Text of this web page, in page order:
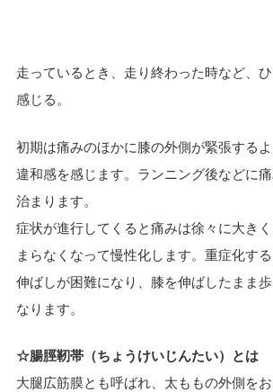
走っているとき、走り終わった時など、
感じる。
初期は痛みのほかに膝の外側が緊張する
違和感を感じます。ランニング後などに
治まります。
症状が進行してくると痛みは徐々に大き
まらなくなって慢性化します。重症化す
伸ばしが困難になり、膝を伸ばしたまま
なります。
☆腸脛靭帯（ちょうけいじんたい）とは
大腿広筋膜とも呼ばれ、太ももの外側を